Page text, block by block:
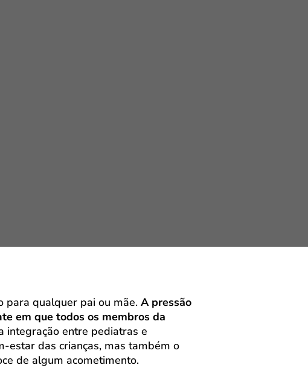
para qualquer pai ou mãe. A pressão
em que todos os membros da
integração entre pediatras e
estar das crianças, mas também o
de algum acometimento.